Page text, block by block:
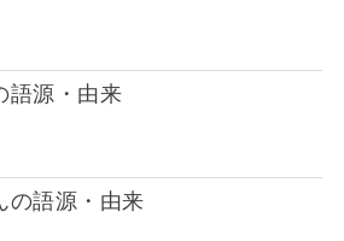
語源・由来
の語源・由来